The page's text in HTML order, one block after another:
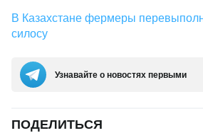
В Казахстане фермеры
силосу
Узнавайте о новостях первыми
ПОДЕЛИТЬСЯ